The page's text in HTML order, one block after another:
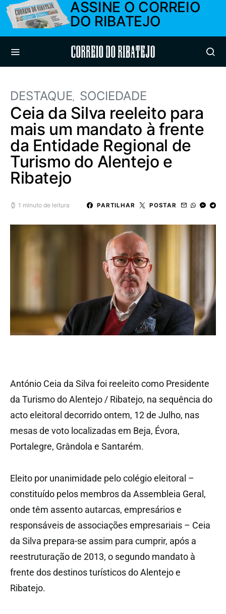
ASSINE O CORREIO
DO RIBATEJO
Correio do Ribatejo
DESTAQUE SOCIEDADE
Ceia da Silva reeleito para
mais um mandato à frente
da Entidade Regional de
Turismo do Alentejo e
Ribatejo
1 minuto de leitura PARTILHAR POSTAR
António Ceia da Silva foi reeleito como Presidente
da Turismo do Alentejo / Ribatejo, na sequência do
acto eleitoral decorrido ontem, 12 de Julho, nas
mesas de voto localizadas em Beja, Évora,
Portalegre, Grândola e Santarém.
Eleito por unanimidade pelo colégio eleitoral –
constituído pelos membros da Assembleia Geral,
onde têm assento autarcas, empresários e
responsáveis de associações empresariais – Ceia
da Silva prepara-se assim para cumprir, após a
reestruturação de 2013, o segundo mandato à
frente dos destinos turísticos do Alentejo e
Ribatejo.